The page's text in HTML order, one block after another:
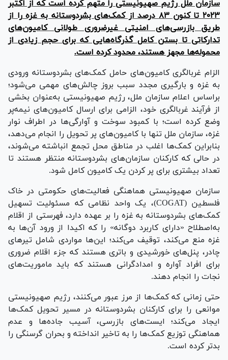
سازمان ملل رژیم صهیونیستی را متهم کرده است که از اکتبر
۲۰۲۳ تا کنون ۸۳ درصد از کمک‌های بشردوستانه به غزه را از
طریق بازرسی‌های امنیتی غیرضروری طولانی کامیون‌های
تدارکاتی تا بستن کامل گذرگاه‌هایی که برای حجم زیادی از
محموله‌ها مجهز هستند، محدود کرده است.
الزام غربالگری کامیون‌های حامل کمک‌های بشردوستانه ورودی
به غزه و بارگیری مجدد سبب بروز چالش‌های مهمی می‌شود؛
براساس اعلام سازمان ملل، رژیم صهیونیستی به‌عنوان بخشی
از فرآیند غربالگری خود، الزامی برای ارسال کامیون‌های نیمه‌پر
وضع کرده است؛ با کمبود سوخت و آوارگی‌ها در اطراف نوار
غزه، سازمان ملل تنها با کامیون‌های پر تحویل را انجام می‌دهد،
بنابراین کمک‌ها اغلب در مناطق محل تجمع انباشته می‌شوند،
در حالی که کارکنان سازمان‌های بشردوستانه منتظر هستند تا
تعداد بیشتری برای پر کردن یک کامیون کامل شود.
سازمان صهیونیستی هماهنگی فعالیت‌های حکومتی در خاک
فلسطین (COGAT)، یک واحد نظامی که مسئولیت تسهیل
کمک‌های بشردوستانه به غزه را بر عهده دارد، فهرستی از اقلام
به‌اصطلاح «دارای کاربرد دوگانه» را که اکیدا از ورود آن‌ها به
غزه منع می‌کند، توقیف می‌کند؛ این‌ها مواردی شامل تیر‌های
چادر، پنل‌های خورشیدی و باتری هستند که جزء اقلام ضروری
برای افراد آواره و امدادگرانی هستند که باید ماموریت‌های
نجات را انجام دهند.
حتی زمانی که کمک‌ها از مرز عبور می‌کنند، رژیم صهیونیستی
موانعی را برای کارکنان بشردوستانه در مسیر تحویل کمک‌ها
ایجاد می‌کند؛ ایست‌های بازرسی، آسیب جاده‌ها و عدم
هماهنگی توزیع کمک‌ها را به تاخیر انداخته و بحران گرسنگی را
بدتر کرده است.